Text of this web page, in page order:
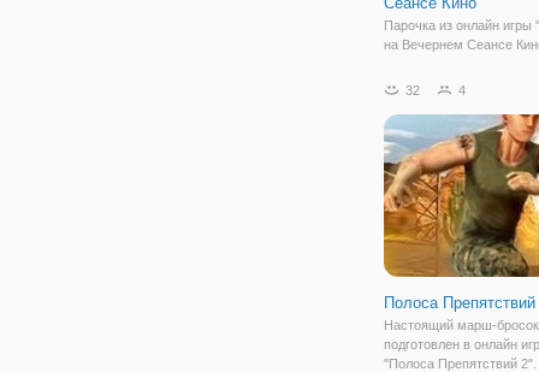
Парочка из онлайн игры
на Вечернем Сеансе
конечно же, как же
прохожие могут
своим присутствием.
игрока
32 4
Полоса Препятствий
Настоящий марш-
подготовлен в онлайн
"Полоса Препятствий